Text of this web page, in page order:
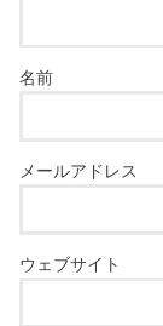
名前
メールアドレス
ウェブサイト